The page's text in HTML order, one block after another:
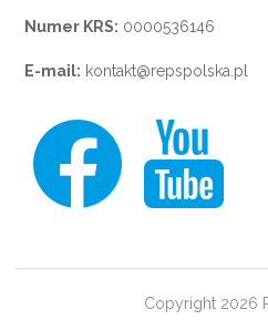
Numer KRS: 0000536146
E-mail: kontakt@repspolska.pl
Copyright 2026